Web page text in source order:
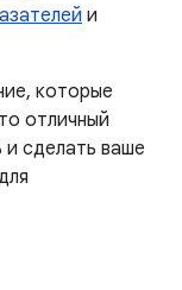
и
которые
отличный
сделать ваше